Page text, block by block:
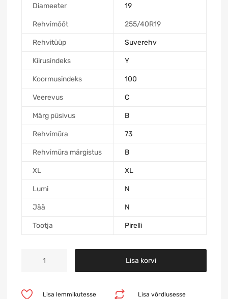
Diameeter 19
Rehvimõõt 255/40R19
Rehvitüüp Suverehv
Kiirusindeks Y
Koormusindeks 100
Veerevus C
Märg püsivus B
Rehvimüra 73
Rehvimüra märgistus B
XL XL
Lumi N
Jää N
Tootja Pirelli
Lisa korvi
Lisa võrdlusesse
Lisa lemmikutesse